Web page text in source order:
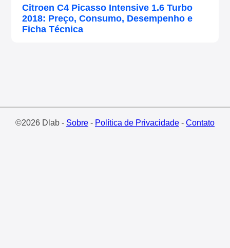
Citroen C4 Picasso Intensive 1.6 Turbo
2018: Preço, Consumo, Desempenho e
Ficha Técnica
©2026 Dlab - Sobre- Política de Privacidade- Contato